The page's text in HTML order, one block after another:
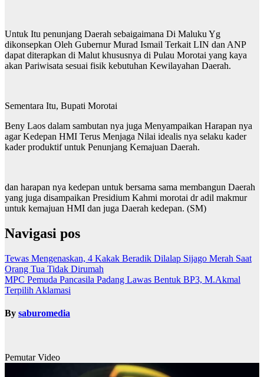
Untuk Itu penunjang Daerah sebaigaimana Di Maluku Yg
dikonsepkan Oleh Gubernur Murad Ismail Terkait LIN dan ANP
dapat diterapkan di Malut khususnya di Pulau Morotai yang kaya
akan Pariwisata sesuai fisik kebutuhan Kewilayahan Daerah.
Sementara Itu, Bupati Morotai
Beny Laos dalam sambutan nya juga Menyampaikan Harapan nya
agar Kedepan HMI Terus Menjaga Nilai idealis nya selaku kader
kader produktif untuk Penunjang Kemajuan Daerah.
dan harapan nya kedepan untuk bersama sama membangun Daerah
yang juga disampaikan Presidium Kahmi morotai dr adil makmur
untuk kemajuan HMI dan juga Daerah kedepan. (SM)
Navigasi pos
Tewas Mengenaskan, 4 Kakak Beradik Dilalap Sijago Merah Saat
Orang Tua Tidak Dirumah
MPC Pemuda Pancasila Padang Lawas Bentuk BP3, M.Akmal
Terpilih Aklamasi
By saburomedia
Pemutar Video